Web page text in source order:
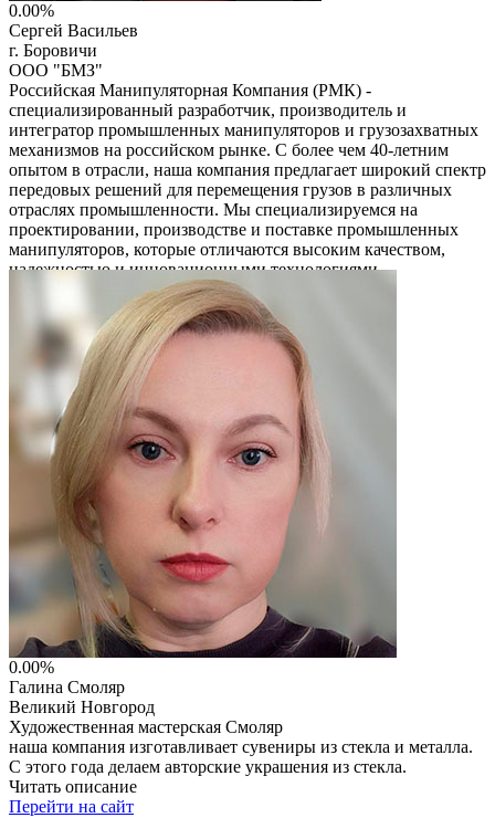
0.00%
Сергей Васильев
г. Боровичи
ООО "БМЗ"
Российская Манипуляторная Компания (РМК) -
специализированный разработчик, производитель и
интегратор промышленных манипуляторов и грузозахватных
механизмов на российском рынке. С более чем 40-летним
опытом в отрасли, наша компания предлагает широкий спектр
передовых решений для перемещения грузов в различных
отраслях промышленности. Мы специализируемся на
проектировании, производстве и поставке промышленных
манипуляторов, которые отличаются высоким качеством,
надежностью и инновационными технологиями.
Перейти на сайт
0.00%
Галина Смоляр
Великий Новгород
Художественная мастерская Смоляр
наша компания изготавливает сувениры из стекла и металла.
С этого года делаем авторские украшения из стекла.
Читать описание
Перейти на сайт